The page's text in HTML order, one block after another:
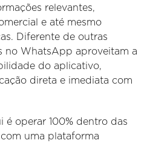
relevantes,
e até mesmo
Diferente de outras
no WhatsApp aproveitam a
do aplicativo,
direta e imediata com
operar 100% dentro das
uma plataforma